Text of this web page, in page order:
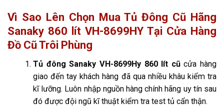
Vì Sao Lên Chọn Mua Tủ Đông Cũ Hãng
Sanaky 860 lít VH-8699HY Tại Cửa Hàng
Đồ Cũ Trôi Phùng
Tủ đông Sanaky VH-8699Hy 860 lít cũcửa hàng
giao đến tay khách hàng đã qua nhiều khâu kiểm tra
kĩ lưỡng. Luôn nhập nguồn hàng chính hãng uy tín sau
đó được đội ngũ kĩ thuật kiểm tra test tủ cẩn thận.